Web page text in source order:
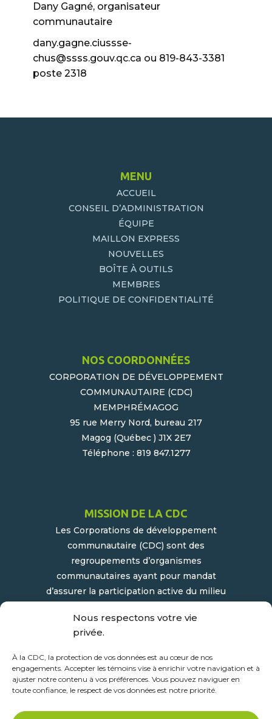
Nous respectons votre vie
privée.
À la CDC, la protection de vos données est au cœur de nos
engagements. Accepter les témoins vise à enrichir votre navigation et à
ajuster notre contenu à vos préférences. Vous pouvez naviguer en
toute confiance, le respect de vos données est notre priorité.
Dany Gagné, organisateur
communautaire
dany.gagne.ciussse-
chus@ssss.gouv.qc.ca ou 819-843-3381
poste 2318
MENU
ACCUEIL
CONSEIL D’ADMINISTRATION
ÉQUIPE
MAILLON EXPRESS
NOUVELLES
BOÎTE À OUTILS
MEMBRES
POLITIQUE DE CONFIDENTIALITÉ
NOS COORDONNÉES
CORPORATION DE DÉVELOPPEMENT
COMMUNAUTAIRE (CDC)
MEMPHRÉMAGOG
95 rue Merry Nord, bureau 217
Magog (Québec ) J1X 2E7
Téléphone : 819 847.1277
MISSION DE LA CDC
Les Corporations de développement
communautaire (CDC) sont des
regroupements d’organismes
communautaires ayant pour mandat
d’assurer la participation active du milieu
développement socioéconomique de leur